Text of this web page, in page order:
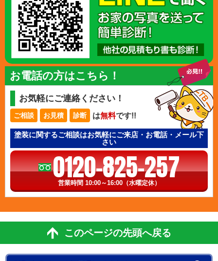
お電話の方はこちら！
お気軽にご連絡ください！
ご相談 お見積 診断 は無料です!!
塗装に関するご相談はお気軽にご来店・お電話・メール下
さい
0120-825-257
営業時間 10:00～16:00（水曜定休）
このページの先頭へ戻る